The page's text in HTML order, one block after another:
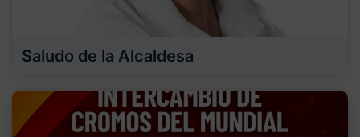
Saludo de la Alcaldesa